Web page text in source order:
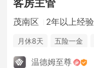
客房主管
茂南区 2年以上经验
月休8天 五险一金
法定节假日
温德姆至尊